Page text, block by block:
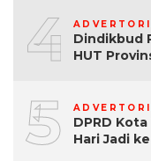
4
Dindikbud
HUT
5
DPRD
Hari Jadi